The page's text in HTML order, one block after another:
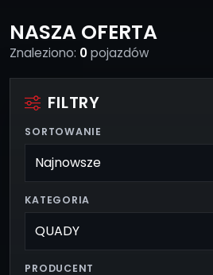
NASZA OFERTA
Znaleziono: 0pojazdów
FILTRY
SORTOWANIE
KATEGORIA
PRODUCENT